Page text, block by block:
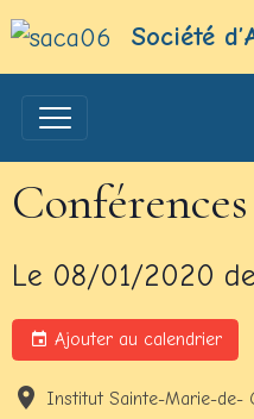
Société
Conférences
Le 08/01/2020
Ajouter au calendrier
Institut Sainte-Marie-de-